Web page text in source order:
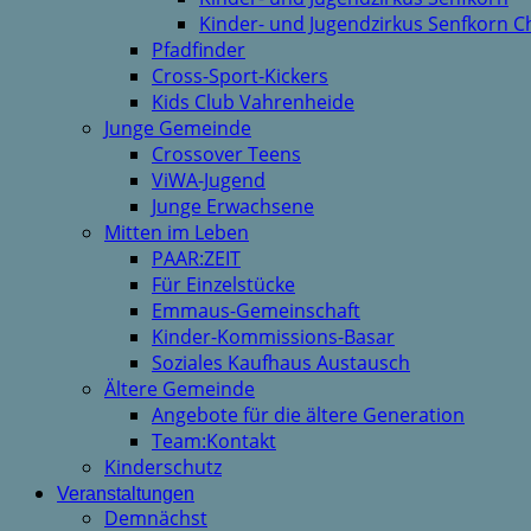
Kinder- und Jugendzirkus Senfkorn
Pfadfinder
Cross-Sport-Kickers
Kids Club Vahrenheide
Junge Gemeinde
Crossover Teens
ViWA-Jugend
Junge Erwachsene
Mitten im Leben
PAAR:ZEIT
Für Einzelstücke
Emmaus-Gemeinschaft
Kinder-Kommissions-Basar
Soziales Kaufhaus Austausch
Ältere Gemeinde
Angebote für die ältere Generation
Team:Kontakt
Kinderschutz
Veranstaltungen
Demnächst